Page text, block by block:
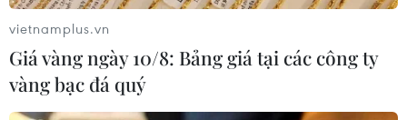
vietnamplus.vn
Giá vàng ngày 10/8: Bảng giá tại các công ty
vàng bạc đá quý